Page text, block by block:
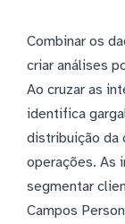
Combinar os
criar análises
Ao cruzar as
identifica
distribuição da
operações. As
segmentar
Campos